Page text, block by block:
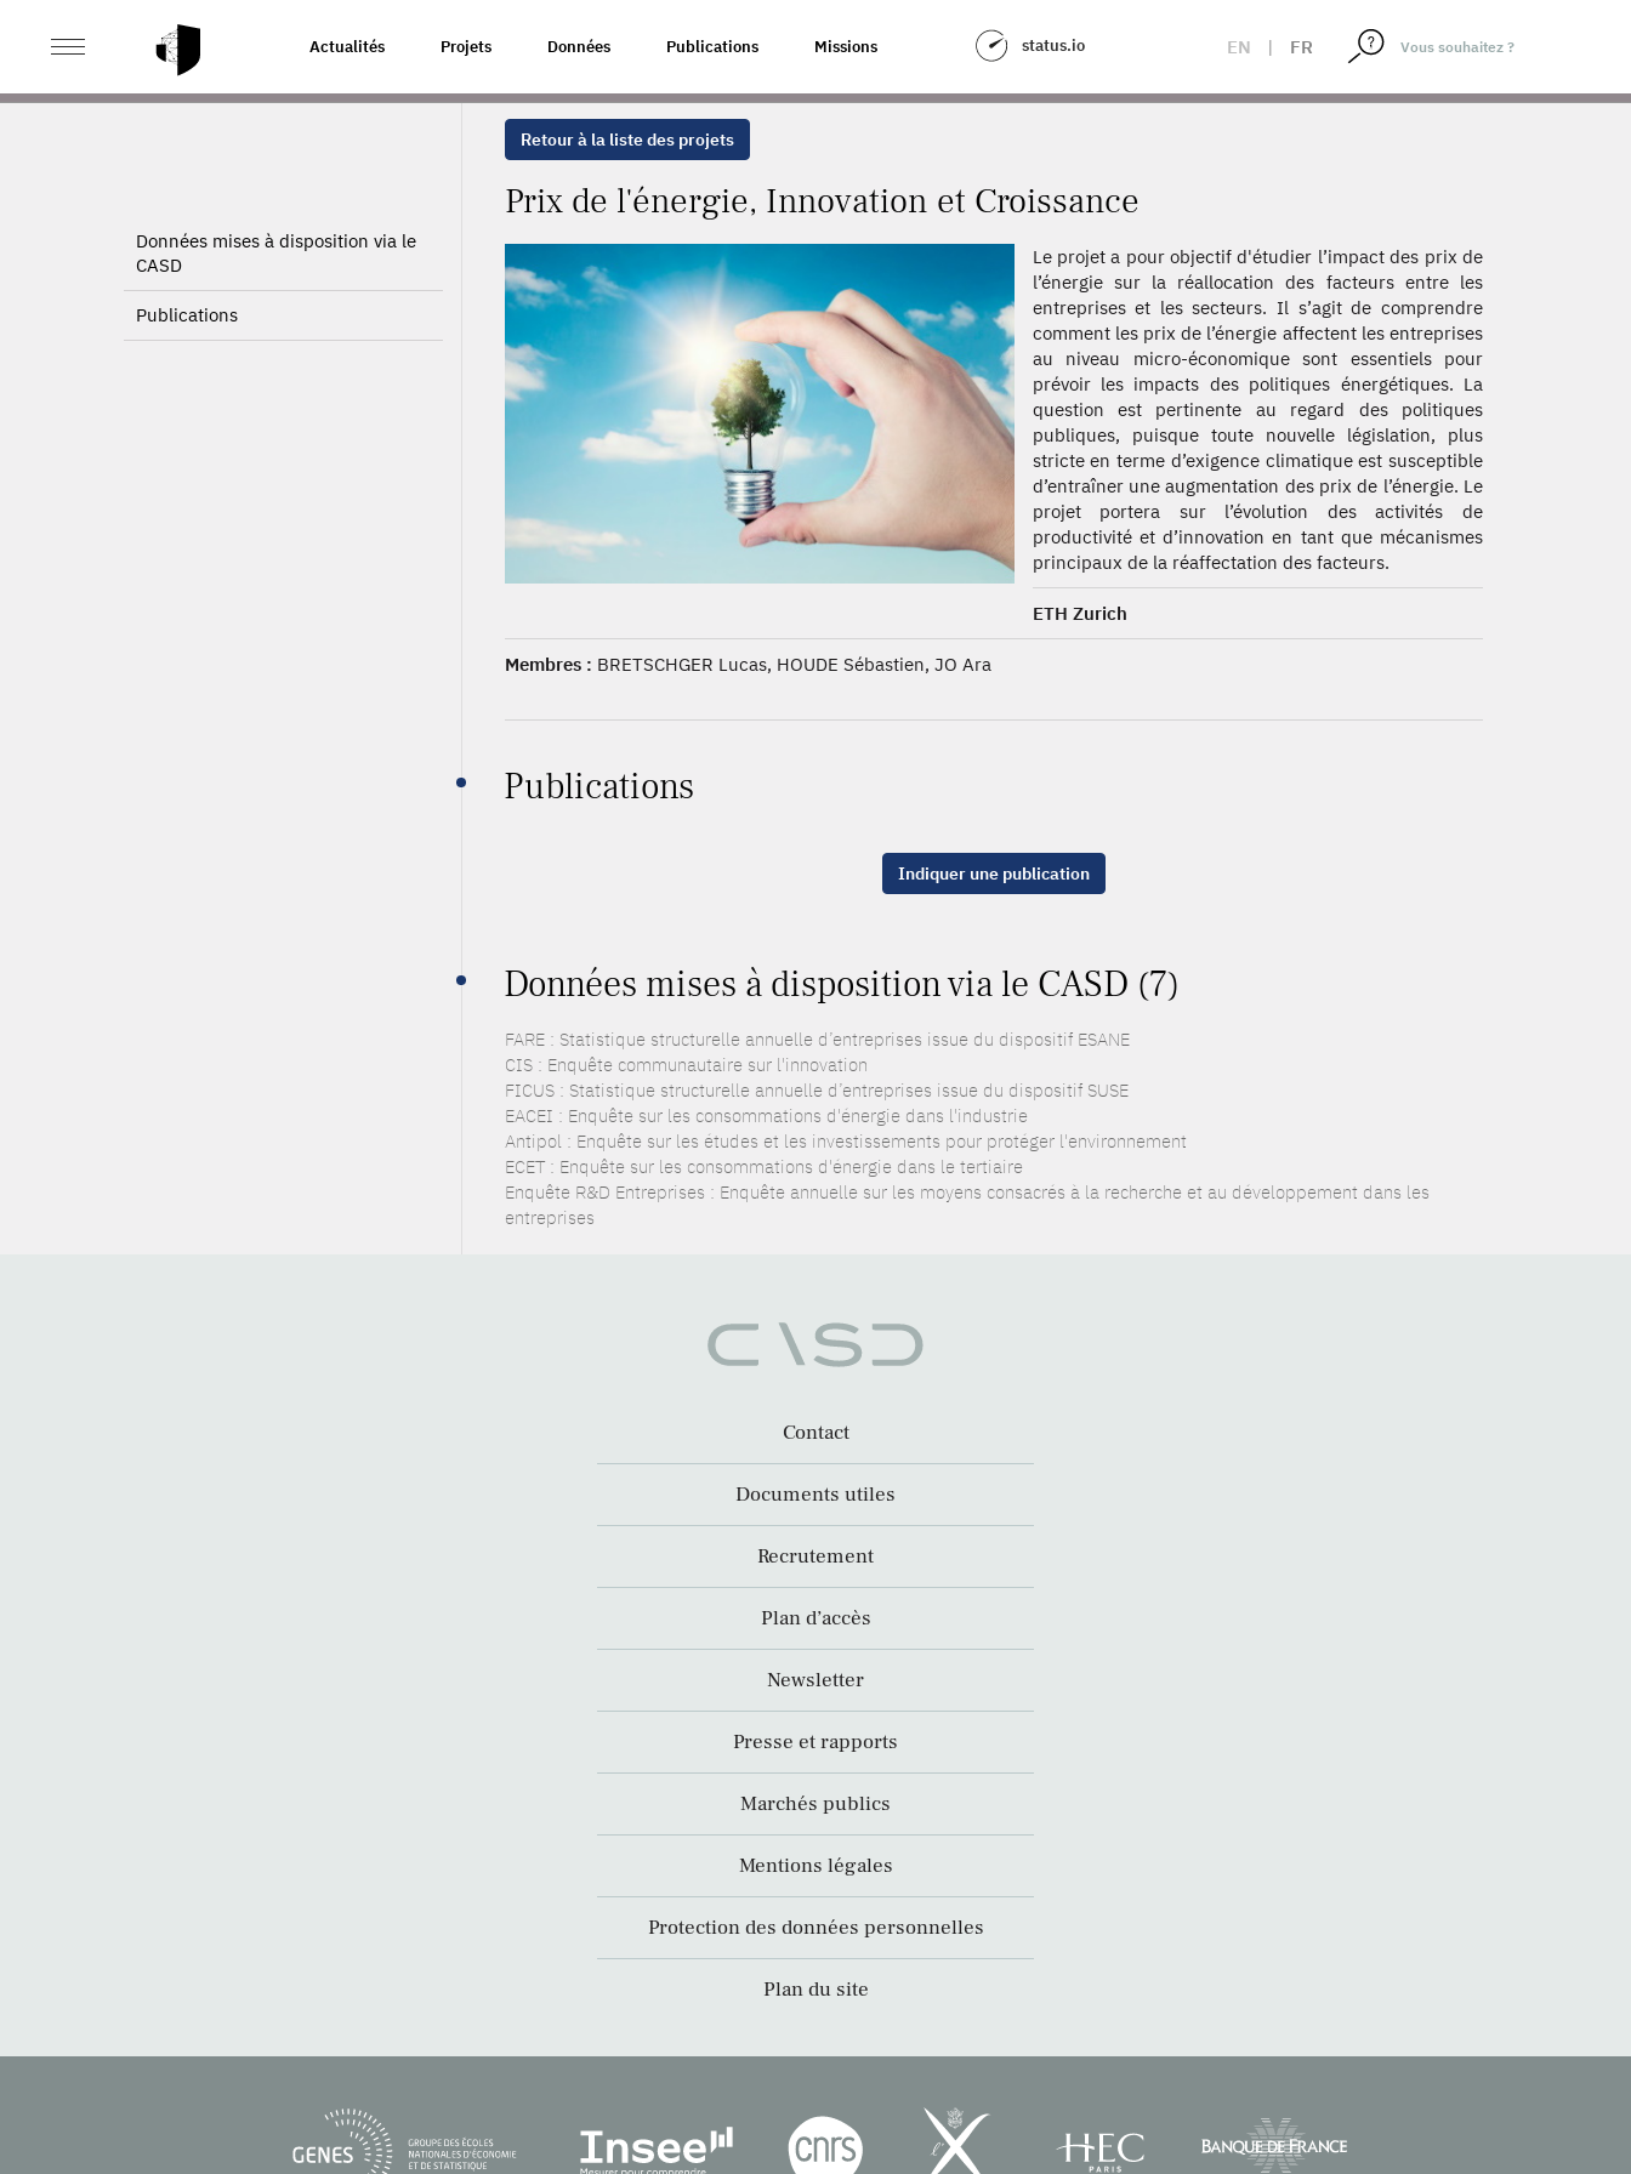
Actualités Projets Données Publications Missions status.io EN | FR
ACCUEIL PRIX DE L'ÉNERGIE, INNOVATION ET CROISSANCE
Données mises à disposition via le
CASD
Publications
Retour à la liste des projets
Prix de l'énergie, Innovation et Croissance
Le projet a pour objectif d'étudier l’impact des prix de
l’énergie sur la réallocation des facteurs entre les
entreprises et les secteurs. Il s’agit de comprendre
comment les prix de l’énergie affectent les entreprises
au niveau micro-économique sont essentiels pour
prévoir les impacts des politiques énergétiques. La
question est pertinente au regard des politiques
publiques, puisque toute nouvelle législation, plus
stricte en terme d’exigence climatique est susceptible
d’entraîner une augmentation des prix de l’énergie. Le
projet portera sur l’évolution des activités de
productivité et d’innovation en tant que mécanismes
principaux de la réaffectation des facteurs.
ETH Zurich
Membres : BRETSCHGER Lucas, HOUDE Sébastien, JO Ara
Publications
Indiquer une publication
Données mises à disposition via le CASD (7)
FARE : Statistique structurelle annuelle d’entreprises issue du dispositif ESANE
CIS : Enquête communautaire sur l'innovation
FICUS : Statistique structurelle annuelle d’entreprises issue du dispositif SUSE
EACEI : Enquête sur les consommations d'énergie dans l'industrie
Antipol : Enquête sur les études et les investissements pour protéger l'environnement
ECET : Enquête sur les consommations d'énergie dans le tertiaire
Enquête R&D Entreprises : Enquête annuelle sur les moyens consacrés à la recherche et au développement dans les
entreprises
Contact
Documents utiles
Recrutement
Plan d’accès
Newsletter
Presse et rapports
Marchés publics
Mentions légales
Protection des données personnelles
Plan du site